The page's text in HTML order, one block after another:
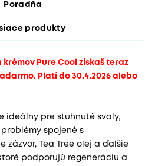
Poradňa
produkty
Pure Cool získaš teraz
Platí do 30.4.2026 alebo
ideálny pre stuhnuté svaly,
spojené s
zázvor, Tea Tree olej a ďalšie
podporujú regeneráciu a